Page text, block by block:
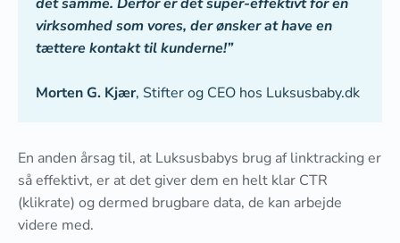
virksomhed som vores, der ønsker at have en
tættere kontakt til kunderne!”
Morten G. Kjær, Stifter og CEO hos Luksusbaby.dk
En anden årsag til, at Luksusbabys brug af linktracking er
så effektivt, er at det giver dem en helt klar CTR
(klikrate) og dermed brugbare data, de kan arbejde
videre med.